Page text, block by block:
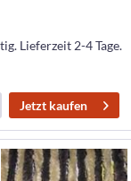
Lieferzeit 2-4 Tage.
Jetzt kaufen